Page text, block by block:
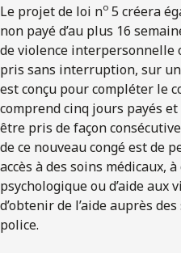
Le projet de loi no 5 créera
non payé d’au plus 16
de violence interpersonnelle
pris sans interruption, sur
est conçu pour compléter le
comprend cinq jours payés
être pris de façon
de ce nouveau congé est de
accès à des soins médicaux,
psychologique ou d’aide aux
d’obtenir de l’aide auprès
police.